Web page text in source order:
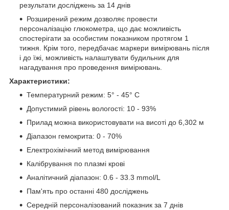
результати досліджень за 14 днів
Розширений режим дозволяє провести
персоналізацію глюкометра, що дає можливість
спостерігати за особистим показником протягом 1
тижня. Крім того, передбачає маркери вимірювань після
і до їжі, можливість налаштувати будильник для
нагадування про проведення вимірювань.
Характеристики:
Температурний режим: 5° - 45° С
Допустимий рівень вологості: 10 - 93%
Прилад можна використовувати на висоті до 6,302 м
Діапазон гемокрита: 0 - 70%
Електрохімічний метод вимірювання
Калібрування по плазмі крові
Аналітичний діапазон: 0.6 - 33.3 mmol/L
Пам'ять про останні 480 досліджень
Середній персоналізований показник за 7 днів